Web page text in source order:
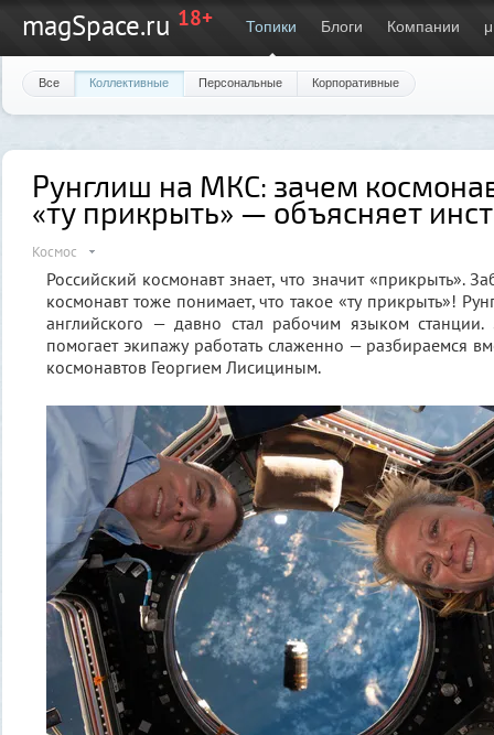
magSpace.ru 18+ Топики Блоги Компании μ
Все Коллективные Персональные Корпоративные
Рунглиш на МКС: зачем
«ту прикрыть» — объясняет
Космос
Российский космонавт знает, что значит «прикрыть».
космонавт тоже понимает, что такое «ту прикрыть»!
английского — давно стал рабочим языком
помогает экипажу работать слаженно — разбираемся
космонавтов Георгием Лисициным.